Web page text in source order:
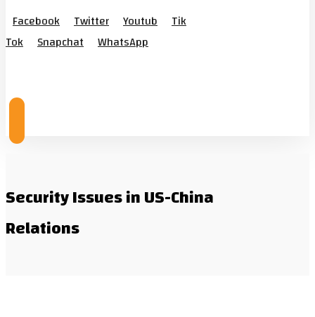
Facebook
Twitter Youtub
Tik
Tok
Snapchat
WhatsApp
Security Issues in US-China
Relations